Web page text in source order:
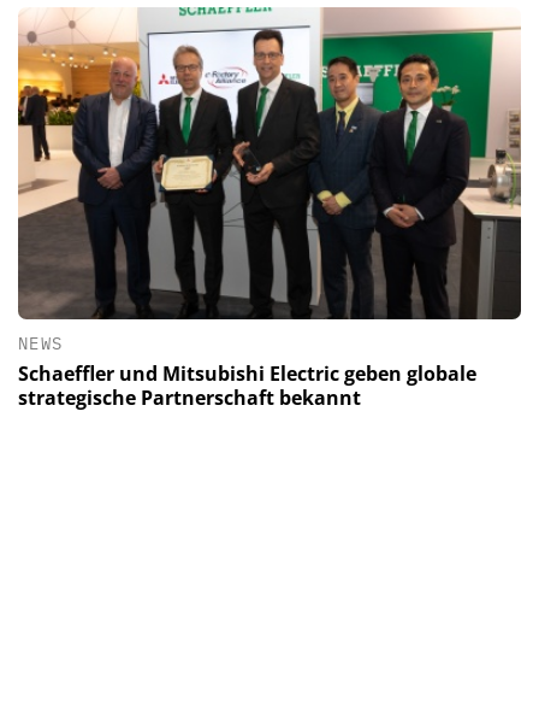
NEWS
Schaeffler und Mitsubishi Electric geben globale
strategische Partnerschaft bekannt